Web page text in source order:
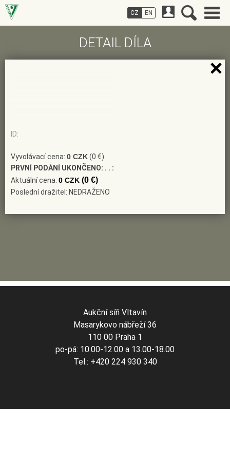
DETAIL DÍLA
ID:
Vyvolávací cena: 0 CZK(0 €)
PRVNÍ PODÁNÍ UKONČENO: . . :
Aktuální cena: 0 CZK (0 €)
Poslední dražitel: NEDRAŽENO
CZ EN
Aukční síň Vltavín
Masarykovo nábřeží 36
110 00 Praha 1
po-pá: 10.00-12.00 a 13.00-18.00
Tel.: +420 224 930 340